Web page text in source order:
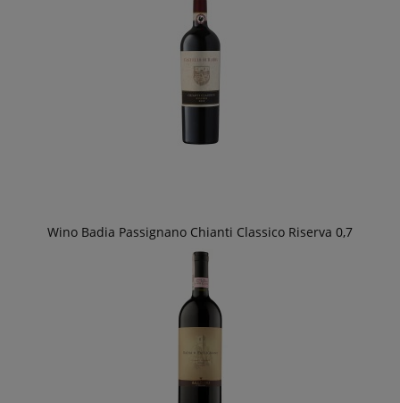
Wino Badia Passignano Chianti Classico Riserva 0,7